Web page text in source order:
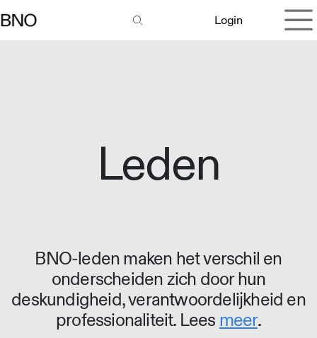
Login
Leden
BNO-leden maken het verschil en
onderscheiden zich door hun
deskundigheid, verantwoordelijkheid en
professionaliteit. Lees meer.